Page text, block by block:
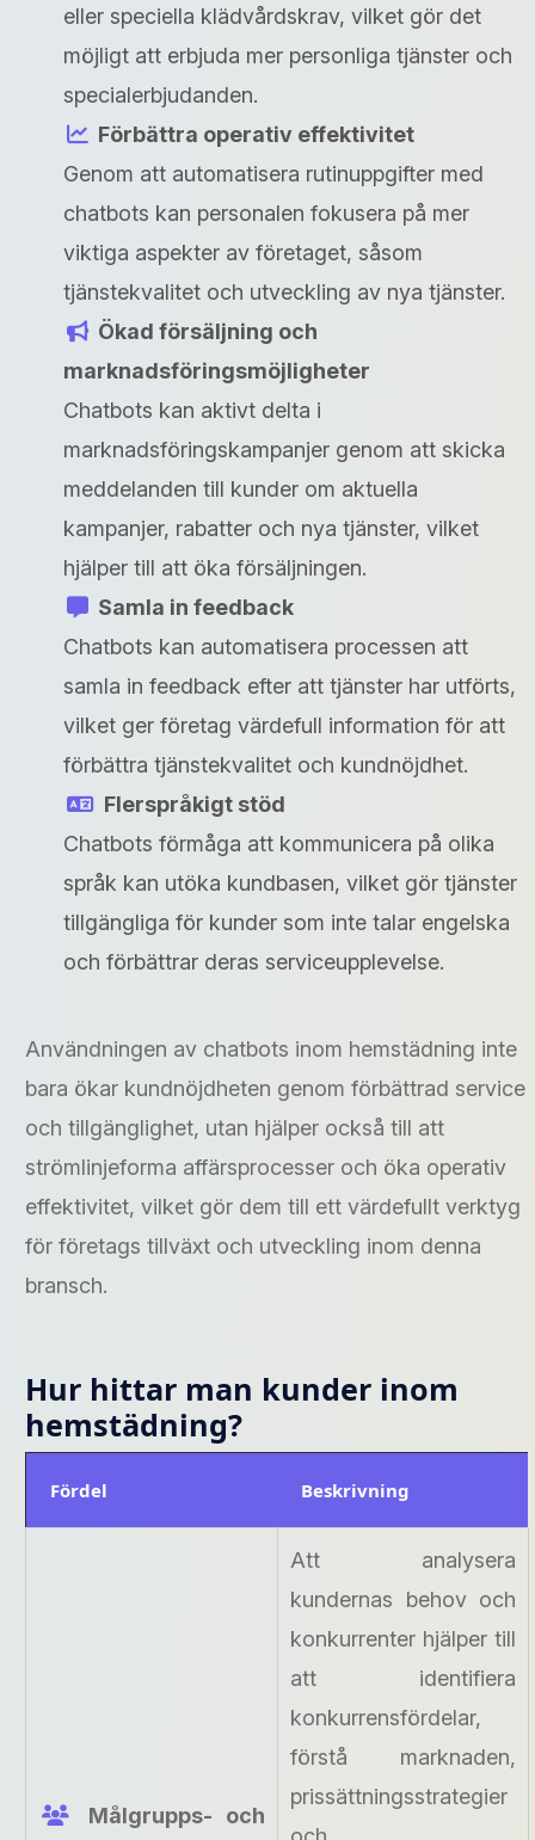
eller speciella klädvårdskrav, vilket gör det
möjligt att erbjuda mer personliga tjänster och
specialerbjudanden.
Förbättra operativ effektivitet
Genom att automatisera rutinuppgifter med
chatbots kan personalen fokusera på mer
viktiga aspekter av företaget, såsom
tjänstekvalitet och utveckling av nya tjänster.
Ökad försäljning och
marknadsföringsmöjligheter
Chatbots kan aktivt delta i
marknadsföringskampanjer genom att skicka
meddelanden till kunder om aktuella
kampanjer, rabatter och nya tjänster, vilket
hjälper till att öka försäljningen.
Samla in feedback
Chatbots kan automatisera processen att
samla in feedback efter att tjänster har utförts,
vilket ger företag värdefull information för att
förbättra tjänstekvalitet och kundnöjdhet.
Flerspråkigt stöd
Chatbots förmåga att kommunicera på olika
språk kan utöka kundbasen, vilket gör tjänster
tillgängliga för kunder som inte talar engelska
och förbättrar deras serviceupplevelse.
Användningen av chatbots inom hemstädning inte
bara ökar kundnöjdheten genom förbättrad service
och tillgänglighet, utan hjälper också till att
strömlinjeforma affärsprocesser och öka operativ
effektivitet, vilket gör dem till ett värdefullt verktyg
för företags tillväxt och utveckling inom denna
bransch.
Hur hittar man kunder inom
hemstädning?
Fördel Beskrivning
Målgrupps- och
Att analysera
kundernas behov och
konkurrenter hjälper till
att identifiera
konkurrensfördelar,
förstå marknaden,
prissättningsstrategier